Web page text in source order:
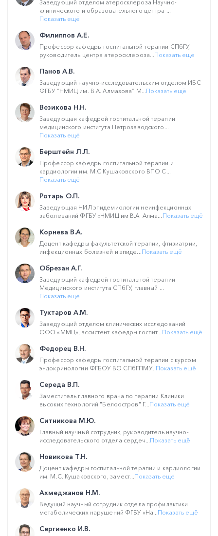
Заведующий отделом атеросклероза Научно-
клинического и образовательного центра ...
Показать ещё
Филиппов А.Е.
Профессор кафедры госпитальной терапии СПбГУ,
руководитель центра атеросклероза...Показать ещё
Панов А.В.
Заведующий научно-исследовательским отделом ИБС
ФГБУ “НМИЦ им. В.А. Алмазова” М...Показать ещё
Везикова Н.Н.
Заведующая кафедрой госпитальной терапии
медицинского института Петрозаводского...
Показать ещё
Берштейн Л.Л.
Профессор кафедры госпитальной терапии и
кардиологии им. М.С Кушаковского ВПО С...
Показать ещё
Ротарь О.П.
Заведующая НИЛ эпидемиологии неинфекционных
заболеваний ФГБУ «НМИЦ им В.А. Алма... Показать ещё
Корнева В.А.
Доцент кафедры факультетской терапии, фтизиатрии,
инфекционных болезней и эпиде...Показать ещё
Обрезан А.Г.
Заведующий кафедрой госпитальной терапии
Медицинского института СПбГУ, главный ...
Показать ещё
Туктаров А.М.
Заведующий отделом клинических исследований
ООО «ММЦ», ассистент кафедры госпит... Показать ещё
Федорец В.Н.
Профессор кафедры госпитальной терапии с курсом
эндокринологии ФГБОУ ВО СПбГПМУ...Показать ещё
Середа В.П.
Заместитель главного врача по терапии Клиники
высоких технологий "Белоостров" Г...Показать ещё
Ситникова М.Ю.
Главный научный сотрудник, руководитель научно-
исследовательского отдела сердеч...Показать ещё
Новикова Т.Н.
Доцент кафедры госпитальной терапии и кардиологии
им. М.С. Кушаковского, замест...Показать ещё
Ахмеджанов Н.М.
Ведущий научный сотрудник отдела профилактики
метаболических нарушений ФГБУ «На...Показать ещё
Сергиенко И.В.